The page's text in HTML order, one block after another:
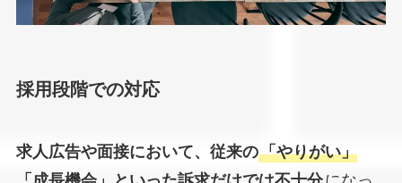
採用段階での対応
求人広告や面接において、従来の「やりがい」